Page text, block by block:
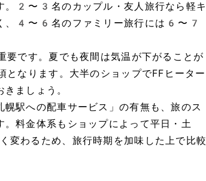
。2〜3名のカップル・友人旅行なら軽キ
く、4〜6名のファミリー旅行には6〜7
要です。夏でも夜間は気温が下がることが
となります。大半のショップでFFヒーター
ましょう。
駅への配車サービス」の有無も、旅のス
料金体系もショップによって平日・土
わるため、旅行時期を加味した上で比較